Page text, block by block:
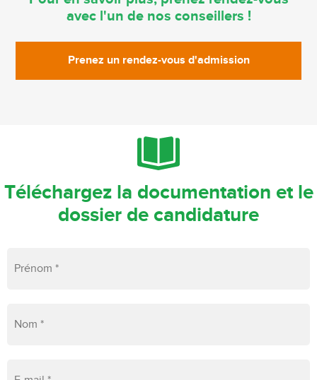
avec l'un de nos conseillers !
Prenez un rendez-vous d'admission
Téléchargez la documentation et le
dossier de candidature